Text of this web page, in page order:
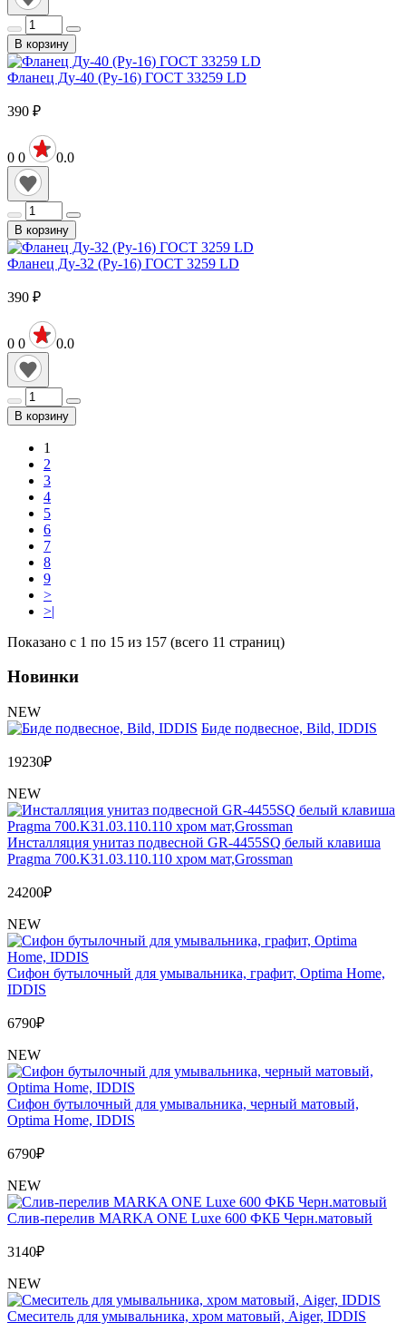
В корзину
Фланец Ду-40 (Ру-16) ГОСТ 33259 LD
390 ₽
0 0 0.0
В корзину
Фланец Ду-32 (Ру-16) ГОСТ 3259 LD
390 ₽
0 0 0.0
В корзину
1
2
3
4
5
6
7
8
9
>
>|
Показано с 1 по 15 из 157 (всего 11 страниц)
Новинки
NEW
Биде подвесное, Bild, IDDIS
19230₽
NEW
Инсталляция унитаз подвесной GR-4455SQ белый клавиша
Pragma 700.K31.03.110.110 хром мат,Grossman
24200₽
NEW
Сифон бутылочный для умывальника, графит, Optima Home,
IDDIS
6790₽
NEW
Сифон бутылочный для умывальника, черный матовый,
Optima Home, IDDIS
6790₽
NEW
Слив-перелив MARKA ONE Luxe 600 ФКБ Черн.матовый
3140₽
NEW
Cмеситель для умывальника, хром матовый, Aiger, IDDIS